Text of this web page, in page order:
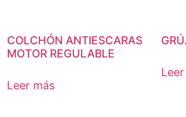
COLCHÓN ANTIESCARAS
MOTOR REGULABLE
Leer más